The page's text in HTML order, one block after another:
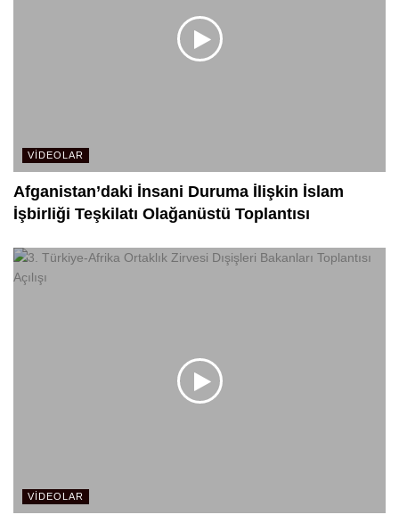
VIDEOLAR
Afganistan’daki İnsani Duruma İlişkin İslam
İşbirliği Teşkilatı Olağanüstü Toplantısı
VIDEOLAR